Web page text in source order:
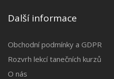
Další informace
Obchodní podmínky a GDPR
Rozvrh lekcí tanečních kurzů
O nás